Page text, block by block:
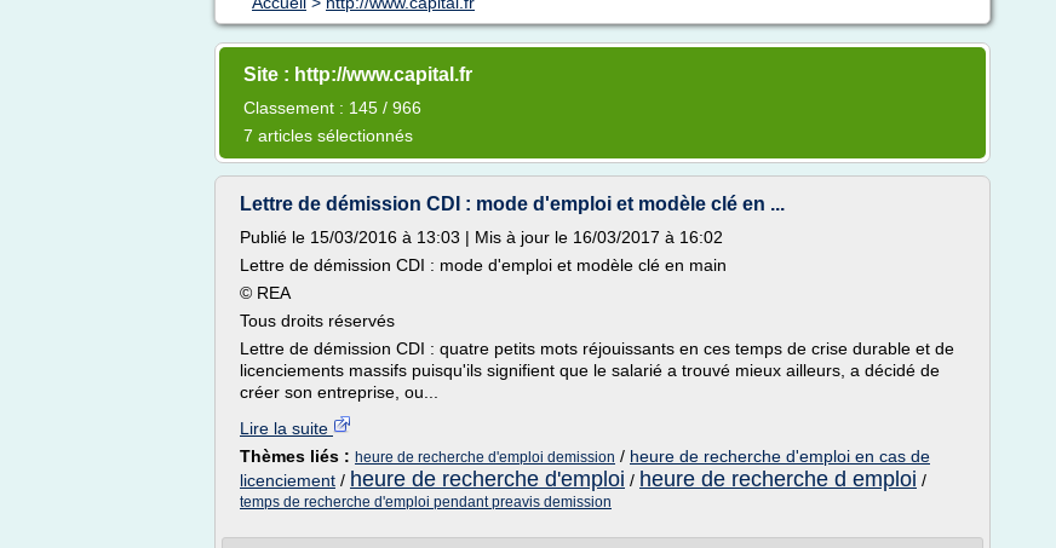
Site : http://www.capital.fr
Classement : 145 / 966
7 articles sélectionnés
Lettre de démission CDI : mode d'emploi et modèle clé en ...
Publié le 15/03/2016 à 13:03 | Mis à jour le 16/03/2017 à 16:02
Lettre de démission CDI : mode d'emploi et modèle clé en main
© REA
Tous droits réservés
Lettre de démission CDI : quatre petits mots réjouissants en ces temps de crise durable et de
licenciements massifs puisqu'ils signifient que le salarié a trouvé mieux ailleurs, a décidé de
créer son entreprise, ou...
Lire la suite
Thèmes liés : heure de recherche d'emploi demission / heure de recherche d'emploi en cas de
licenciement / heure de recherche d'emploi / heure de recherche d emploi /
temps de recherche d'emploi pendant preavis demission